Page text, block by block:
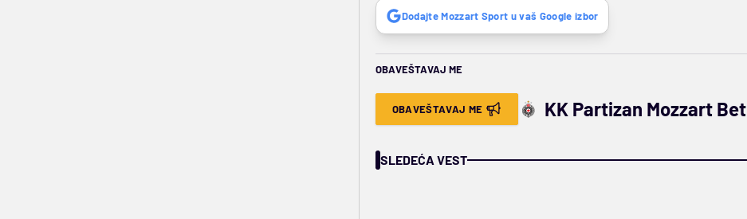
Dodajte Mozzart Sport u vaš Google izbor
OBAVEŠTAVAJ ME
OBAVEŠTAVAJ ME KK Partizan Mozzart Bet
SLEDEĆA VEST